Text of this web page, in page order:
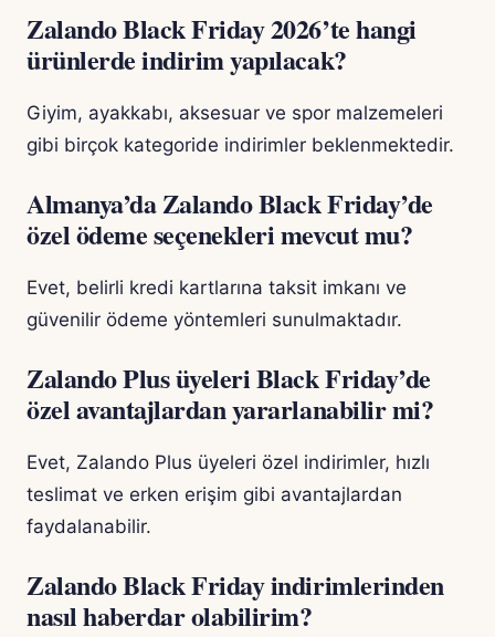
Zalando Black Friday 2026’te hangi
ürünlerde indirim yapılacak?
Giyim, ayakkabı, aksesuar ve spor malzemeleri
gibi birçok kategoride indirimler beklenmektedir.
Almanya’da Zalando Black Friday’de
özel ödeme seçenekleri mevcut mu?
Evet, belirli kredi kartlarına taksit imkanı ve
güvenilir ödeme yöntemleri sunulmaktadır.
Zalando Plus üyeleri Black Friday’de
özel avantajlardan yararlanabilir mi?
Evet, Zalando Plus üyeleri özel indirimler, hızlı
teslimat ve erken erişim gibi avantajlardan
faydalanabilir.
Zalando Black Friday indirimlerinden
nasıl haberdar olabilirim?